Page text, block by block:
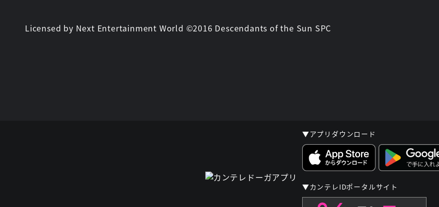
Licensed by Next Entertainment World ©2016 Descendants of the Sun SPC
▼アプリダウンロード
▼カンテレIDポータルサイト